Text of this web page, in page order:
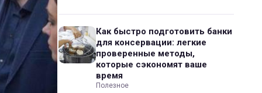
Как быстро подготовить банки
для консервации: легкие
проверенные методы,
которые сэкономят ваше
время
Полезное